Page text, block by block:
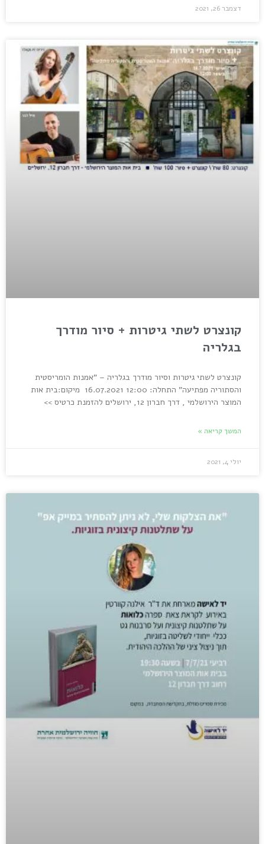
דצמבר 26, 2021
קונצרט לשתי גיטרות + סיור מודרך
בגלריה
קונצרט לשתי גיטרות וסיור מודרך בגלריה – "אמנות הומריסטית
והסתוריה מפתיעה" התחלה: 12:00 16.07.2021 מיקום:בית אות
המוצר הירושלמי , דרך חברון 12, ירושלים להזמנת כרטיס >>
המשך קריאה »
יולי 4, 2021